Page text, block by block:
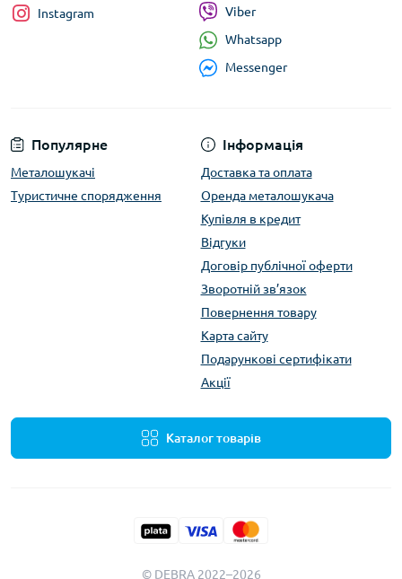
Популярне
Металошукачі
Туристичне спорядження
Інформація
Доставка та оплата
Оренда металошукача
Купівля в кредит
Відгуки
Договір публічної оферти
Зворотній зв’язок
Повернення товару
Карта сайту
Подарункові сертифікати
Акції
Каталог товарів
Instagram
Viber
Whatsapp
Messenger
© DEBRA 2022–2026